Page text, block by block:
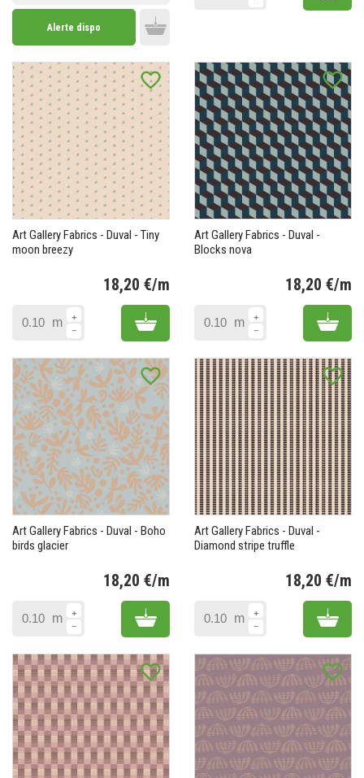
Alerte dispo
favorite_border
Art Gallery Fabrics - Duval - Tiny
moon breezy
18,20 €/m
m Add to cart
favorite_border
Art Gallery Fabrics - Duval -
Blocks nova
18,20 €/m
m Add
favorite_border
Art Gallery Fabrics - Duval - Boho
birds glacier
18,20 €/m
m Add to cart
favorite_border
Art Gallery Fabrics - Duval -
Diamond stripe truffle
18,20 €/m
m Add
favorite_border favorite_border